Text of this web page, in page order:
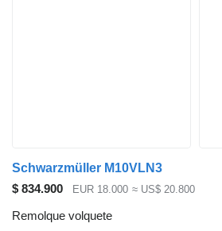
Schwarzmüller M10VLN3
$ 834.900
EUR 18.000 ≈ US$ 20.800
Remolque volquete